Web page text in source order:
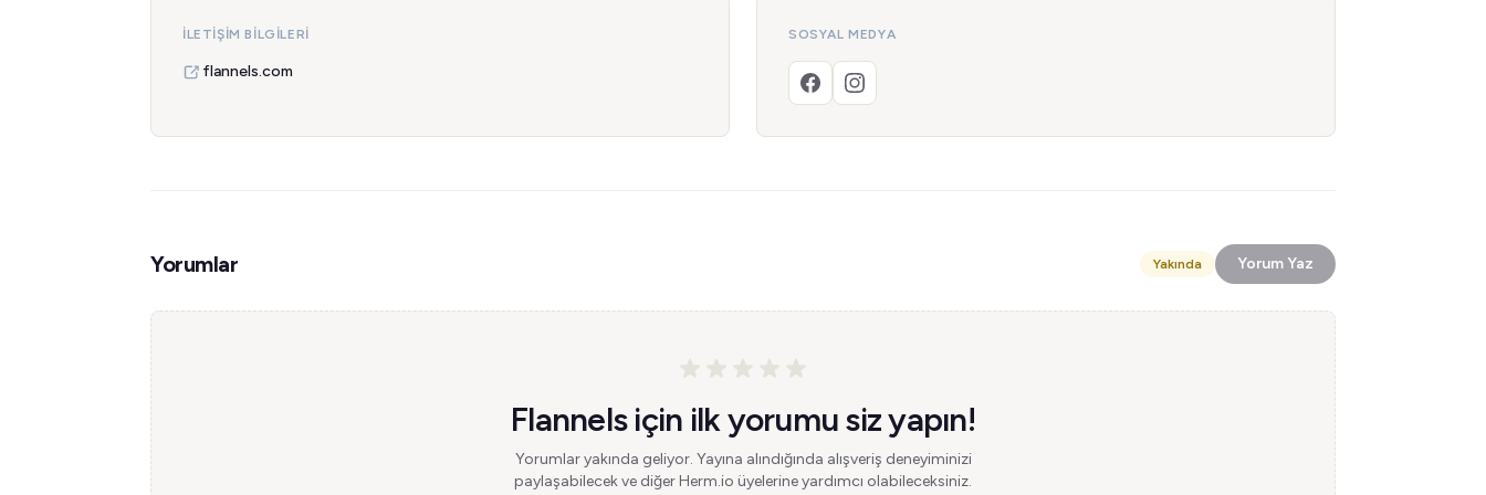
İLETIŞIM BILGILERI
flannels.com
SOSYAL MEDYA
Yorumlar Yakında Yorum Yaz
Flannels için ilk yorumu siz yapın!
Yorumlar yakında geliyor. Yayına alındığında alışveriş deneyiminizi
paylaşabilecek ve diğer Herm.io üyelerine yardımcı olabileceksiniz.